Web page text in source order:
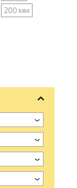
200 мм